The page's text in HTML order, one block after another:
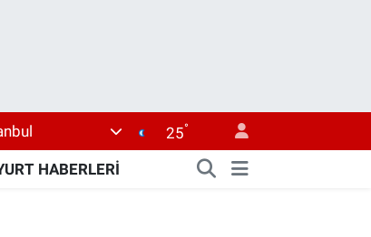
25°
HABERLERİ